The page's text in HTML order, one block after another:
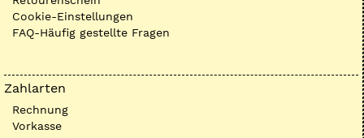
Cookie-Einstellungen
FAQ-Häufig gestellte Fragen
Zahlarten
Rechnung
Vorkasse